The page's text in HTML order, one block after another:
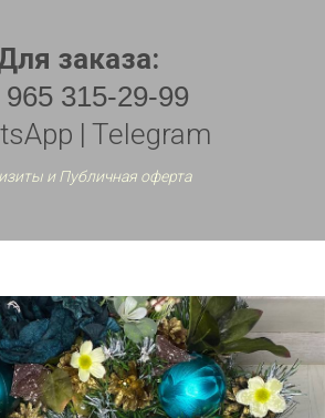
заказа:
965 315-29-99
| Telegram
и Публичная оферта